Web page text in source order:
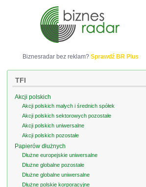
Biznesradar bez reklam? Sprawdź BR Plus
TFI
Akcji polskich
Akcji polskich małych i średnich spółek
Akcji polskich sektorowych pozostałe
Akcji polskich uniwersalne
Akcji polskich pozostałe
Papierów dłużnych
Dłużne europejskie uniwersalne
Dłużne globalne pozostałe
Dłużne globalne uniwersalne
Dłużne polskie korporacyjne